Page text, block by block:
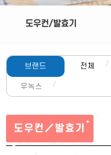
도우컨/발효기
전체
우녹스
도우컨／발효기